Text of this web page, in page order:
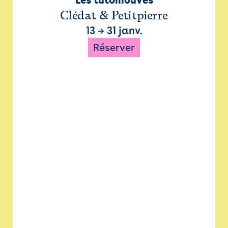
Clédat & Petitpierre
13→ 31 janv.
Réserver